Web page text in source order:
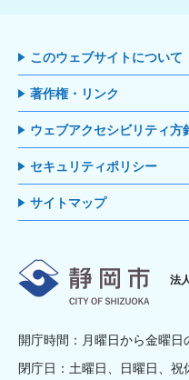
このウェブサイトについて
著作権・リンク
ウェブアクセシビリティ方
セキュリティポリシー
サイトマップ
静
法
開庁時間：月曜日から金曜
閉庁日：土曜日、日曜日、